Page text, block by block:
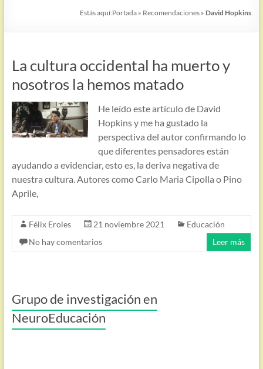
Estás aquí:Portada » Recomendaciones » David Hopkins
La cultura occidental ha muerto y
nosotros la hemos matado
He leído este artículo de David
Hopkins y me ha gustado la
perspectiva del autor confirmando lo
que diferentes pensadores están
ayudando a evidenciar, esto es, la deriva negativa de
nuestra cultura. Autores como Carlo Maria Cipolla o Pino
Aprile,
Félix Eroles 21 noviembre 2021
Educación
No hay comentarios
Leer más
Grupo de investigación en
NeuroEducación